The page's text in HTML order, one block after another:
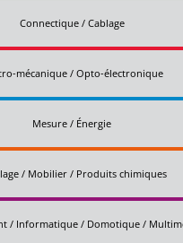
Connectique / Cablage
mécanique / Opto-électronique
Mesure / Énergie
/ Mobilier / Produits chimiques
/ Informatique / Domotique /